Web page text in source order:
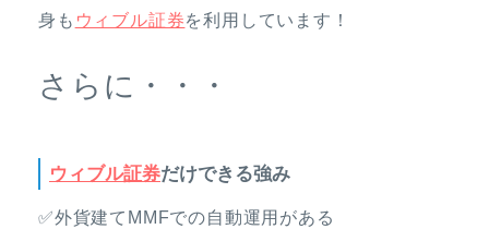
身も ウィブル証券を利用しています！
さらに・・・
ウィブル証券だけできる強み
✅外貨建てMMFでの自動運用がある